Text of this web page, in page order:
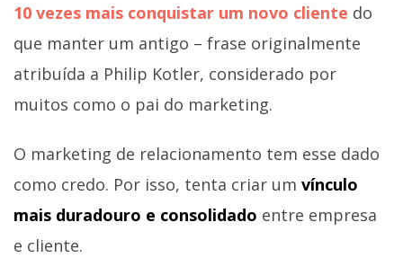
10 vezes mais conquistar um novo cliente do
que manter um antigo – frase originalmente
atribuída a Philip Kotler, considerado por
muitos como o pai do marketing.
O marketing de relacionamento tem esse dado
como credo. Por isso, tenta criar um vínculo
mais duradouro e consolidado entre empresa
e cliente.